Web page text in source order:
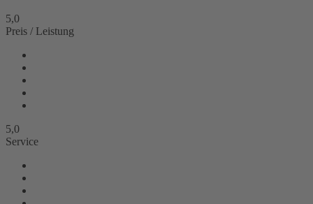
5,0
Preis / Leistung
5,0
Service